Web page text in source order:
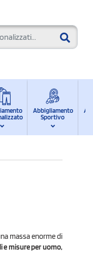
Abbigliamento
Sportivo
massa enorme di
e misure per uomo,